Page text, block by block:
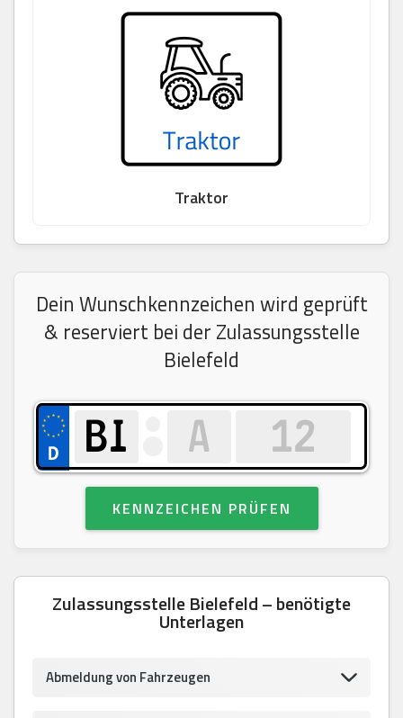
Traktor
Dein Wunschkennzeichen wird geprüft
& reserviert bei der Zulassungsstelle
Bielefeld
KENNZEICHEN PRÜFEN
Zulassungsstelle Bielefeld – benötigte
Unterlagen
Abmeldung von Fahrzeugen